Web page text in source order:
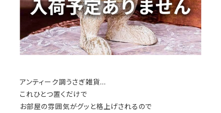
アンティーク調うさぎ雑貨…
これひとつ置くだけで
お部屋の雰囲気がグッと格上げされるので